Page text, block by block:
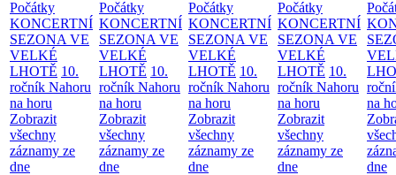
Počátky
KONCERTNÍ
SEZONA VE
VELKÉ
LHOTĚ 10.
ročník Nahoru
na horu
Zobrazit
všechny
záznamy ze
dne
Počátky
KONCERTNÍ
SEZONA VE
VELKÉ
LHOTĚ 10.
ročník Nahoru
na horu
Zobrazit
všechny
záznamy ze
dne
Počátky
KONCERTNÍ
SEZONA VE
VELKÉ
LHOTĚ 10.
ročník Nahoru
na horu
Zobrazit
všechny
záznamy ze
dne
Počátky
KONCERTNÍ
SEZONA VE
VELKÉ
LHOTĚ 10.
ročník Nahoru
na horu
Zobrazit
všechny
záznamy ze
dne
na
dne